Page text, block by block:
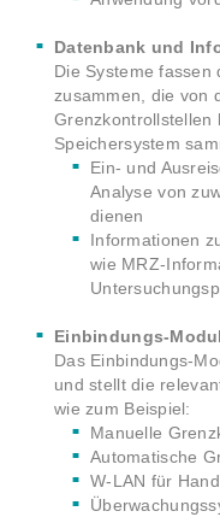
Datenbank und
Die Systeme fassen
zusammen, die von
Grenzkontrollstellen
Speichersystem
Ein- und
Analyse von
dienen
Informationen
wie MRZ-
Einbindungs-Modul
Das Einbindungs-
und stellt die
wie zum Beispiel:
Manuelle
Automatische
W-LAN für